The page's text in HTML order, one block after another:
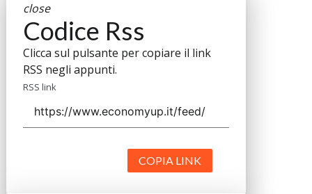
close
Codice Rss
Clicca sul pulsante per copiare il link
RSS negli appunti.
RSS link
COPIA LINK